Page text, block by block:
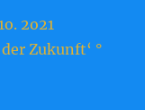
2o21
Zukunft‘ °